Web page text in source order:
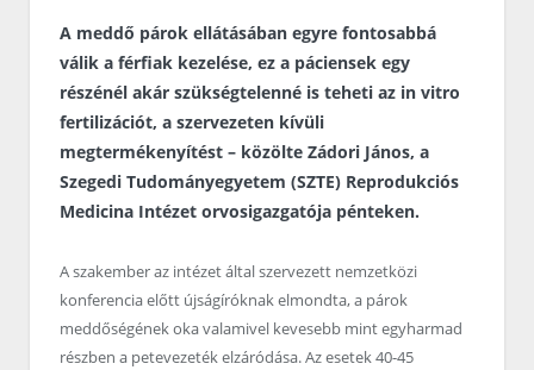
A meddő párok ellátásában egyre fontosabbá
válik a férfiak kezelése, ez a páciensek egy
részénél akár szükségtelenné is teheti az in vitro
fertilizációt, a szervezeten kívüli
megtermékenyítést – közölte Zádori János, a
Szegedi Tudományegyetem (SZTE) Reprodukciós
Medicina Intézet orvosigazgatója pénteken.
A szakember az intézet által szervezett nemzetközi
konferencia előtt újságíróknak elmondta, a párok
meddőségének oka valamivel kevesebb mint egyharmad
részben a petevezeték elzáródása. Az esetek 40-45